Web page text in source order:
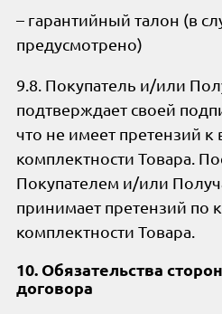
– гарантийный талон (в
предусмотрено)
9.8. Покупатель и/или
подтверждает своей
что не имеет претензий
комплектности Товара.
Покупателем и/или
принимает претензий по
комплектности Товара.
10. Обязательства
договора